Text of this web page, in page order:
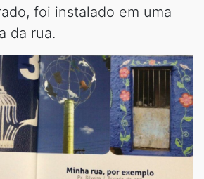
foi instalado em uma
da rua.